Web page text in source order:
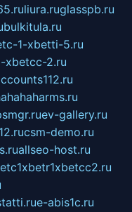
liura.ruglasspb.ru
bulkitula.ru
1-xbetti-5.ru
xbetcc-2.ru
ev-gallery.ru
csm-demo.ru
allseo-host.ru
e-abis1c.ru